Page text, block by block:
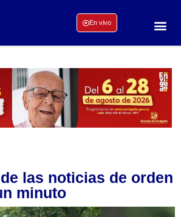
En vivo
las noticias de orden
minuto